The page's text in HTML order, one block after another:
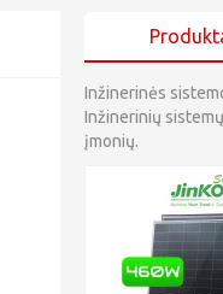
Inžinerinės
Inžinerinių
įmonių.